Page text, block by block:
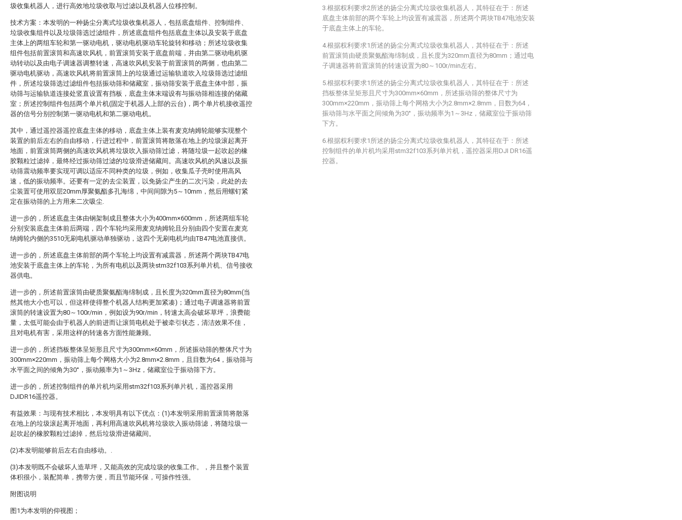
圾收集机器人，进行高效地垃圾收取与过滤以及机器人位移控制。
技术方案：本发明的一种扬尘分离式垃圾收集机器人，包括底盘组件、控制组件、
垃圾收集组件以及垃圾筛选过滤组件，所述底盘组件包括底盘主体以及安装于底盘
主体上的两组车轮和第一驱动电机，驱动电机驱动车轮旋转和移动；所述垃圾收集
组件包括前置滚筒和高速吹风机，前置滚筒安装于底盘前端，并由第二驱动电机驱
动转动以及由电子调速器调整转速，高速吹风机安装于前置滚筒的两侧，也由第二
驱动电机驱动，高速吹风机将前置滚筒上的垃圾通过运输轨道吹入垃圾筛选过滤组
件，所述垃圾筛选过滤组件包括振动筛和储藏室，振动筛安装于底盘主体中部，振
动筛与运输轨道连接处竖直设置有挡板，底盘主体末端设有与振动筛相连接的储藏
室；所述控制组件包括两个单片机(固定于机器人上部的云台)，两个单片机接收遥控
器的信号分别控制第一驱动电机和第二驱动电机。
其中，通过遥控器遥控底盘主体的移动，底盘主体上装有麦克纳姆轮能够实现整个
装置的前后左右的自由移动，行进过程中，前置滚筒将散落在地上的垃圾滚起离开
地面，前置滚筒两侧的高速吹风机将垃圾吹入振动筛过滤，将随垃圾一起吹起的橡
胶颗粒过滤掉，最终经过振动筛过滤的垃圾滑进储藏间。高速吹风机的风速以及振
动筛震动频率要实现可调以适应不同种类的垃圾，例如，收集瓜子壳时使用高风
速，低的振动频率。还要有一定的去尘装置，以免扬尘产生的二次污染，此处的去
尘装置可使用双层20mm厚聚氨酯多孔海绵，中间间隙为5～10mm，然后用螺钉紧
定在振动筛的上方用来二次吸尘.
进一步的，所述底盘主体由钢架制成且整体大小为400mm×600mm，所述两组车轮
分别安装底盘主体前后两端，四个车轮均采用麦克纳姆轮且分别由四个安置在麦克
纳姆轮内侧的3510无刷电机驱动单独驱动，这四个无刷电机均由TB47电池直接供。
进一步的，所述底盘主体前部的两个车轮上均设置有减震器，所述两个两块TB47电
池安装于底盘主体上的车轮，为所有电机以及两块stm32f103系列单片机、信号接收
器供电。
进一步的，所述前置滚筒由硬质聚氨酯海绵制成，且长度为320mm直径为80mm(当
然其他大小也可以，但这样使得整个机器人结构更加紧凑)；通过电子调速器将前置
滚筒的转速设置为80～100r/min，例如设为90r/min，转速太高会破坏草坪，浪费能
量，太低可能会由于机器人的前进而让滚筒电机处于被牵引状态，清洁效果不佳，
且对电机有害，采用这样的转速各方面性能兼顾。
进一步的，所述挡板整体呈矩形且尺寸为300mm×60mm，所述振动筛的整体尺寸为
300mm×220mm，振动筛上每个网格大小为2.8mm×2.8mm，且目数为64，振动筛与
水平面之间的倾角为30°，振动频率为1～3Hz，储藏室位于振动筛下方。
进一步的，所述控制组件的单片机均采用stm32f103系列单片机，遥控器采用
DJIDR16遥控器。
有益效果：与现有技术相比，本发明具有以下优点：(1)本发明采用前置滚筒将散落
在地上的垃圾滚起离开地面，再利用高速吹风机将垃圾吹入振动筛滤，将随垃圾一
起吹起的橡胶颗粒过滤掉，然后垃圾滑进储藏间。
(2)本发明能够前后左右自由移动。.
(3)本发明既不会破坏人造草坪，又能高效的完成垃圾的收集工作。，并且整个装置
体积很小，装配简单，携带方便，而且节能环保，可操作性强。
附图说明
图1为本发明的仰视图；
3.根据权利要求2所述的扬尘分离式垃圾收集机器人，其特征在于：所述
底盘主体前部的两个车轮上均设置有减震器，所述两个两块TB47电池安装
于底盘主体上的车轮。
4.根据权利要求1所述的扬尘分离式垃圾收集机器人，其特征在于：所述
前置滚筒由硬质聚氨酯海绵制成，且长度为320mm直径为80mm；通过电
子调速器将前置滚筒的转速设置为80～100r/min左右。
5.根据权利要求1所述的扬尘分离式垃圾收集机器人，其特征在于：所述
挡板整体呈矩形且尺寸为300mm×60mm，所述振动筛的整体尺寸为
300mm×220mm，振动筛上每个网格大小为2.8mm×2.8mm，目数为64，
振动筛与水平面之间倾角为30°，振动频率为1～3Hz，储藏室位于振动筛
下方。
6.根据权利要求1所述的扬尘分离式垃圾收集机器人，其特征在于：所述
控制组件的单片机均采用stm32f103系列单片机，遥控器采用DJI DR16遥
控器。